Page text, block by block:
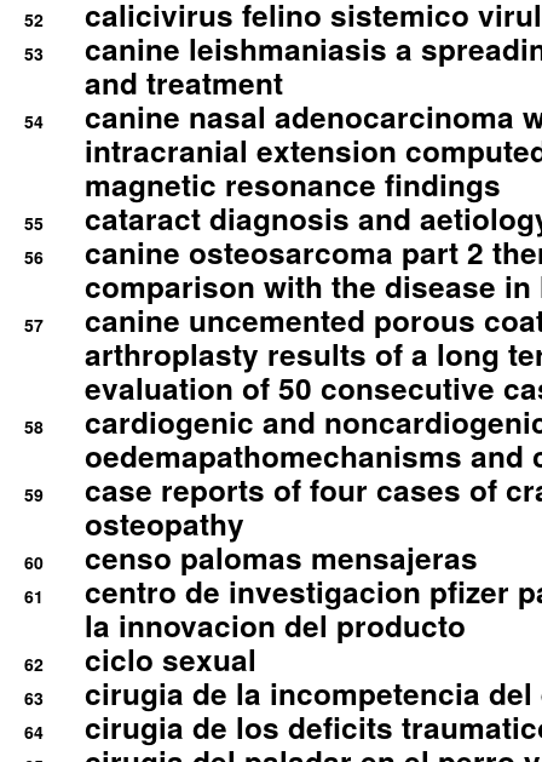
52 calicivirus felino sistemico
53
canine leishmaniasis a
and treatment
54
canine nasal adenocarcinoma
intracranial extension
magnetic resonance findings
55 cataract diagnosis and
56
canine osteosarcoma part 2
comparison with the disease in
57
canine uncemented porous
arthroplasty results of a long
evaluation of 50 consecutive
58
cardiogenic and
oedemapathomechanisms and
59
case reports of four cases of
osteopathy
60 censo palomas mensajeras
61
centro de investigacion pfizer
la innovacion del producto
62 ciclo sexual
63 cirugia de la incompetencia
64 cirugia de los deficits